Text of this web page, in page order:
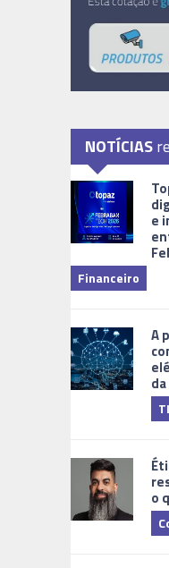
NOTÍCIAS
e
Financeiro
A
o